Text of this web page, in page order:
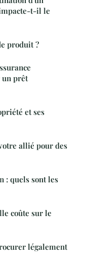
t-il le
produit ?
prêt
et ses
allié pour des
: quels sont les
coûte sur le
légalement